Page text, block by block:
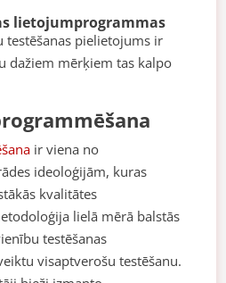
lietojumprogrammas
testēšanas pielietojums ir
dažiem mērķiem tas kalpo
ir viena no
ideoloģijām, kuras
kvalitātes
lielā mērā balstās
testēšanas
visaptverošu testēšanu.